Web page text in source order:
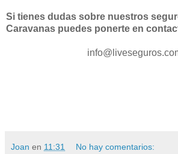
Si tienes dudas sobre nuestros
Caravanas puedes ponerte en
Joan en 11:31 No hay comentarios: